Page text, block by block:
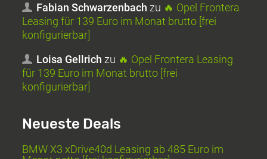
Fabian Schwarzenbach zu 🔥 Opel Frontera
Leasing für 139 Euro im Monat brutto [frei
konfigurierbar]
Loisa Gellrich zu 🔥 Opel Frontera Leasing
für 139 Euro im Monat brutto [frei
konfigurierbar]
Neueste Deals
BMW X3 xDrive40d Leasing ab 485 Euro im